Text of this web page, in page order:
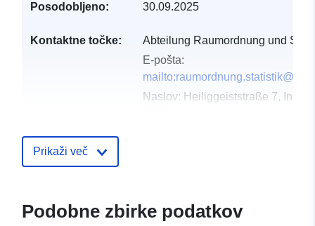
Posodobljeno: 30.09.2025
Kontaktne točke:
Abteilung Raumordnung und
E-pošta:
Naslov: Heiliggeiststraße 7,
Posodobljeno na spletišču
08 August 2026
Prikaži več
Podobne zbirke podatkov